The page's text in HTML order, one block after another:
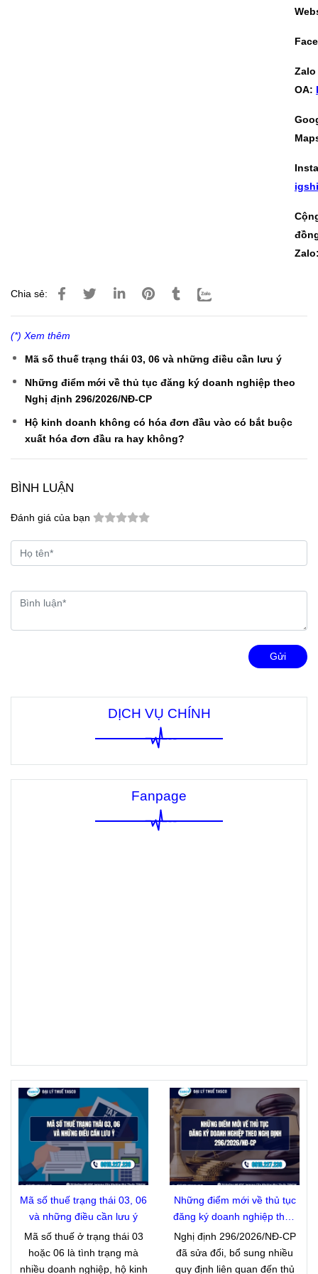
Zalo
OA:
Chia sẻ:
(*) Xem thêm
Mã số thuế trạng thái 03, 06 và những điều cần lưu ý
Những điểm mới về thủ tục đăng ký doanh nghiệp theo
Nghị định 296/2026/NĐ-CP
Hộ kinh doanh không có hóa đơn đầu vào có bắt buộc
xuất hóa đơn đầu ra hay không?
BÌNH LUẬN
Đánh giá của bạn
Gửi
DỊCH VỤ CHÍNH
Fanpage
Mã số thuế trạng thái 03, 06
và những điều cần lưu ý
Mã số thuế ở trạng thái 03
hoặc 06 là tình trạng mà
nhiều doanh nghiệp, hộ kinh
Những điểm mới về thủ tục
đăng ký doanh nghiệp theo
Nghị định 296/2026/NĐ-CP
Nghị định 296/2026/NĐ-CP
đã sửa đổi, bổ sung nhiều
quy định liên quan đến thủ